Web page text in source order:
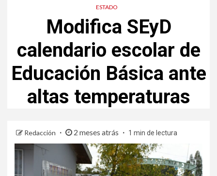
ESTADO
Modifica SEyD
calendario escolar de
Educación Básica ante
altas temperaturas
Redacción 2 meses atrás 1 min de lectura